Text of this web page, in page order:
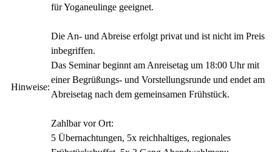
Hinweise:
für Yoganeulinge geeignet.
Die An- und Abreise erfolgt privat und ist nicht im Preis
inbegriffen.
Das Seminar beginnt am Anreisetag um 18:00 Uhr mit
einer Begrüßungs- und Vorstellungsrunde und endet am
Abreisetag nach dem gemeinsamen Frühstück.
Zahlbar vor Ort:
5 Übernachtungen, 5x reichhaltiges, regionales